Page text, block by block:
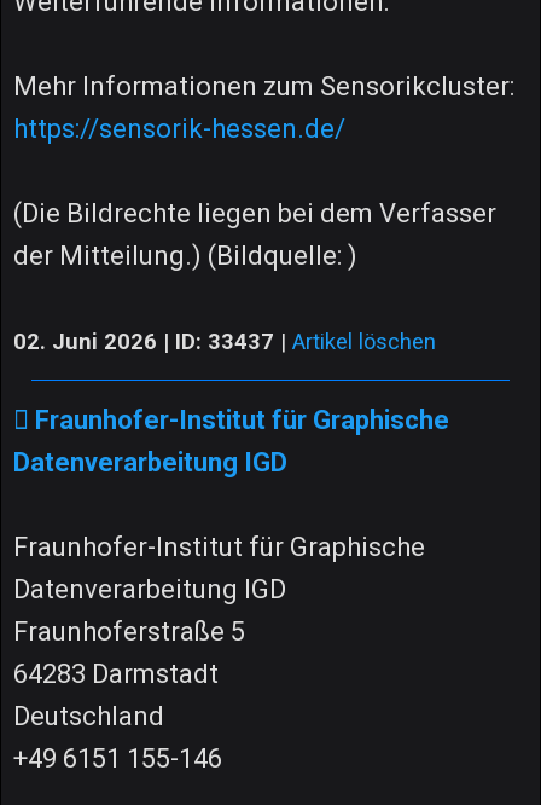
Mehr Informationen zum Sensorikcluster:
https://sensorik-hessen.de/
(Die Bildrechte liegen bei dem Verfasser
der Mitteilung.) (Bildquelle: )
02. Juni 2026 | ID: 33437 | Artikel löschen
Fraunhofer-Institut für Graphische
Datenverarbeitung IGD
Fraunhofer-Institut für Graphische
Datenverarbeitung IGD
Fraunhoferstraße 5
64283 Darmstadt
Deutschland
+49 6151 155-146